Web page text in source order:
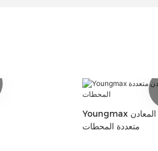
Youngmax الأجهزة المنزلية آلة تلميع المعادن
متعددة المحطات